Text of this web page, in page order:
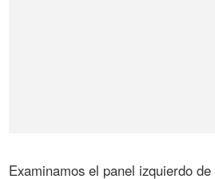
Examinamos el panel izquierdo